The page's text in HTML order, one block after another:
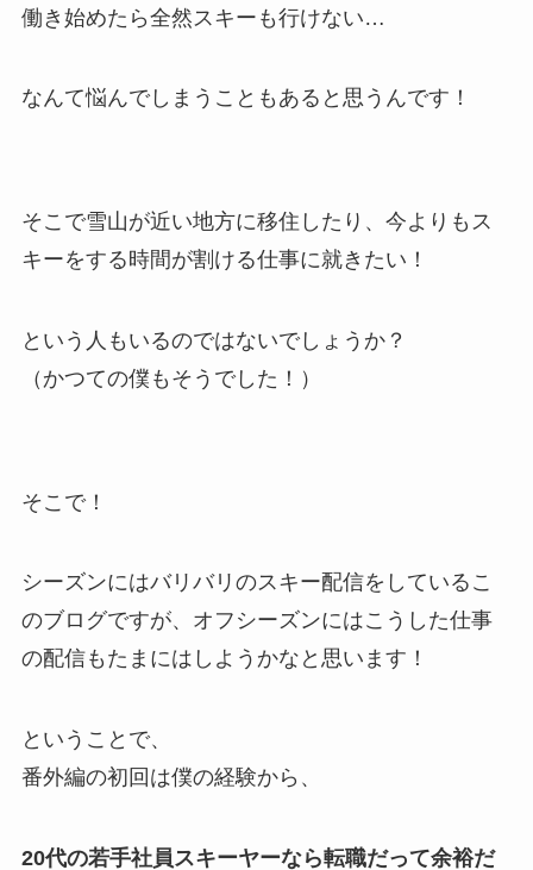
働き始めたら全然スキーも行けない…
なんて悩んでしまうこともあると思うんです！
そこで雪山が近い地方に移住したり、今よりもス
キーをする時間が割ける仕事に就きたい！
という人もいるのではないでしょうか？
（かつての僕もそうでした！）
そこで！
シーズンにはバリバリのスキー配信をしているこ
のブログですが、オフシーズンにはこうした仕事
の配信もたまにはしようかなと思います！
ということで、
番外編の初回は僕の経験から、
20代の若手社員スキーヤーなら転職だって余裕だ